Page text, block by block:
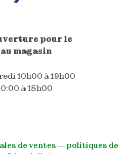
pour le
magasin
10h00 à 19h00
à 18h00
de ventes―politiques de